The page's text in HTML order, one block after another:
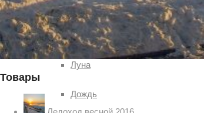
Пасмурно
Облачность
Луна
Дождь
Товары